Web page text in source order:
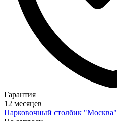
Гарантия
12 месяцев
Парковочный столбик "Москва"